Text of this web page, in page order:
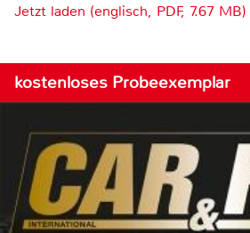
Jetzt laden (englisch, PDF, 7.67 MB)
kostenloses Probeexemplar